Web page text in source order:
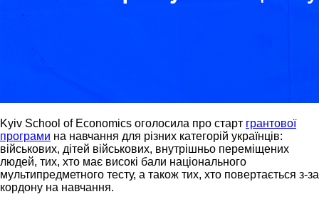
Kyiv School of Economics оголосила про старт грантової
програми на навчання для різних категорій українців:
військових, дітей військових, внутрішньо переміщених
людей, тих, хто має високі бали національного
мультипредметного тесту, а також тих, хто повертається з-за
кордону на навчання.